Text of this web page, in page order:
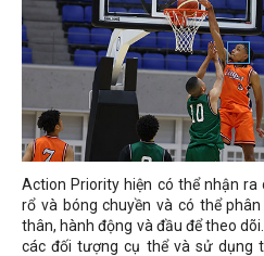
Action Priority hiện có thể nhận
rổ và bóng chuyền và có thể
thân, hành động và đầu để theo
các đối tượng cụ thể và sử dụng